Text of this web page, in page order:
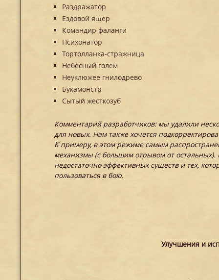
Раздражатор
Ездовой ящер
Командир фаланги
Психонатор
Тортолланка-стражница
Небесный голем
Неуклюжее гнилодрево
Букамонстр
Сытый жесткозуб
Комментарий разработчиков: мы удалили
для новых. Нам также хочется
К примеру, в этом режиме самым
механизмы (с большим отрывом от
недостаточно эффективных существ и тех,
пользоваться в бою.
Улучшения и